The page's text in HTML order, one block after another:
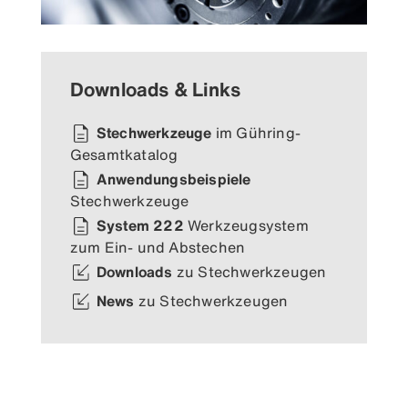
Downloads & Links
Stechwerkzeuge im Gühring-
Gesamtkatalog
Anwendungsbeispiele
Stechwerkzeuge
System 222 Werkzeugsystem
zum Ein- und Abstechen
Downloads zu Stechwerkzeugen
News zu Stechwerkzeugen